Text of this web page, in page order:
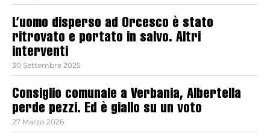
L’uomo disperso ad Orcesco è stato
ritrovato e portato in salvo. Altri
interventi
30 Settembre 2025
Consiglio comunale a Verbania, Albertella
perde pezzi. Ed è giallo su un voto
27 Marzo 2026